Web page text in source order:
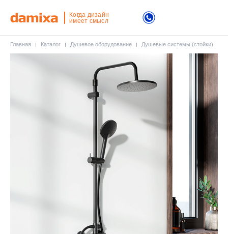
Когда дизайн
имеет смысл
Главная Каталог Душевое оборудование Душевые системы (стойки)